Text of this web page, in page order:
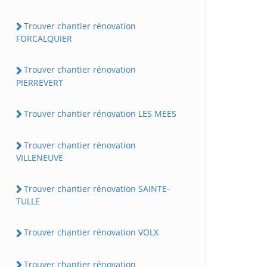
Trouver chantier rénovation
FORCALQUIER
Trouver chantier rénovation
PIERREVERT
Trouver chantier rénovation LES MEES
Trouver chantier rénovation
VILLENEUVE
Trouver chantier rénovation SAINTE-
TULLE
Trouver chantier rénovation VOLX
Trouver chantier rénovation